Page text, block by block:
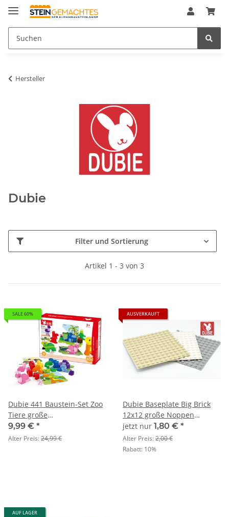
Hersteller
Dubie
Filter und Sortierung
Artikel 1 - 3 von 3
SALE 60%
Dubie 441 Baustein-Set Zoo
Tiere große
Klemmbausteine
9,99 € *
Alter Preis:24,99 €
AUSVERKAUFT
Dubie Baseplate Big Brick
12x12 große Noppen
Dunkelgrau
jetzt nur 1,80 € *
Alter Preis:2,00 €
Rabatt: 10%
AUF LAGER